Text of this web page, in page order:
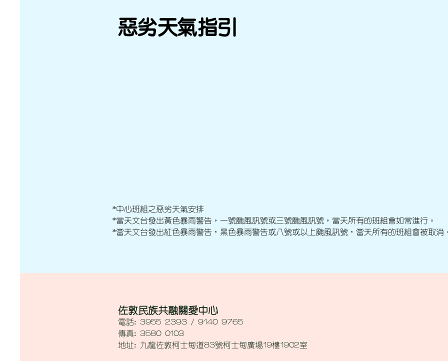
惡劣天氣指引
*中心班組之惡劣天氣安排
*當天文台發出黃色暴雨警告，一號颱風訊號或三號颱風訊號，當天所有的班組會如常進行。
*當天文台發出紅色暴雨警告，黑色暴雨警告或八號或以上颱風訊號，當天所有的班組會被取消
佐敦民族共融關愛中心
電話: 3955 2393 / 9140 9765
傳真: 3580 0103
地址: 九龍佐敦柯士甸道83號柯士甸廣場19樓1902室